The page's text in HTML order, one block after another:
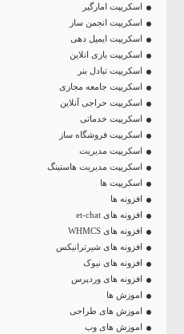
اسکریپت امارگیر
اسکریپت انجمن ساز
اسکریپت ایمیل دهی
اسکریپت بازی انلاین
اسکریپت تبادل بنر
اسکریپت جامعه مجازی
اسکریپت حراجی آنلاین
اسکریپت خدماتی
اسکریپت فروشگاه ساز
اسکریپت مدیریت
اسکریپت مدیریت هاستینگ
اسکریپت ها
افزونه ها
افزونه های et-chat
افزونه های WHMCS
افزونه های شیرترانیکس
افزونه های نیوک
افزونه های وردپرس
اموزش ها
اموزش های طراحی
اموزش های وب